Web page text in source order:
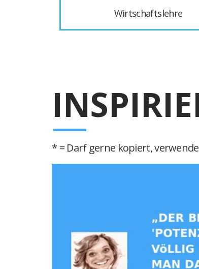
Wirtschaftslehre
* = Darf gerne kopiert,